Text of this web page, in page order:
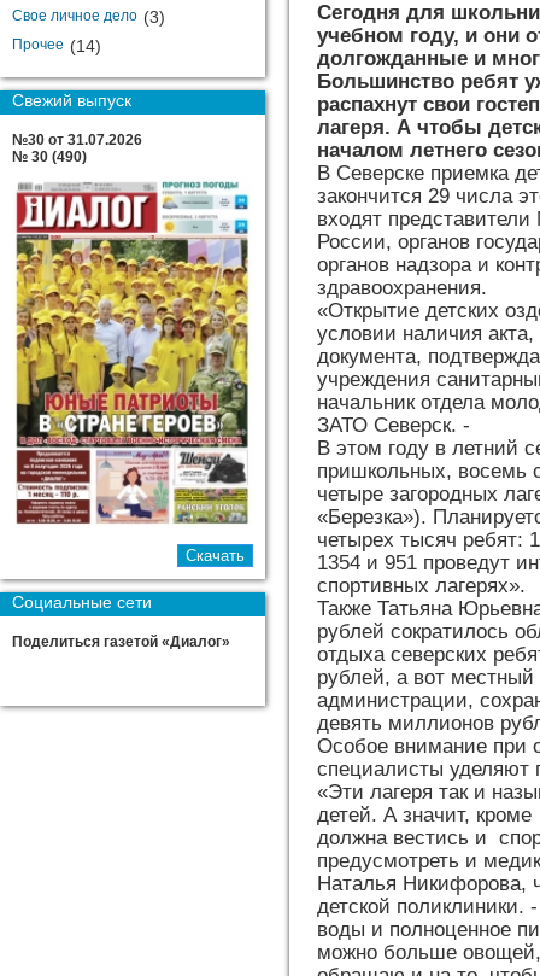
Свое личное дело (3)
Прочее (14)
Свежий выпуск
№30 от 31.07.2026
№ 30 (490)
Социальные сети
Поделиться газетой «Диалог»
Сегодня для
учебном году, и они
долгожданные и
Большинство ребят
распахнут свои
лагеря. А чтобы
началом летнего
В Северске приемка
закончится 29 числа
входят
России, органов
органов надзора и
здравоохранения.
«Открытие детских
условии наличия
документа,
учреждения
начальник отдела
ЗАТО Северск. -
В этом году в летний
пришкольных, восемь
четыре загородных
«Березка»).
четырех тысяч ребят:
1354 и 951 проведут
спортивных лагерях».
Также Татьяна
рублей сократилось
отдыха северских
рублей, а вот
администрации,
девять миллионов
Особое внимание при
специалисты уделяют
«Эти лагеря так и
детей. А значит,
должна вестись и
предусмотреть и
Наталья Никифорова,
детской
воды и полноценное
можно больше овощей,